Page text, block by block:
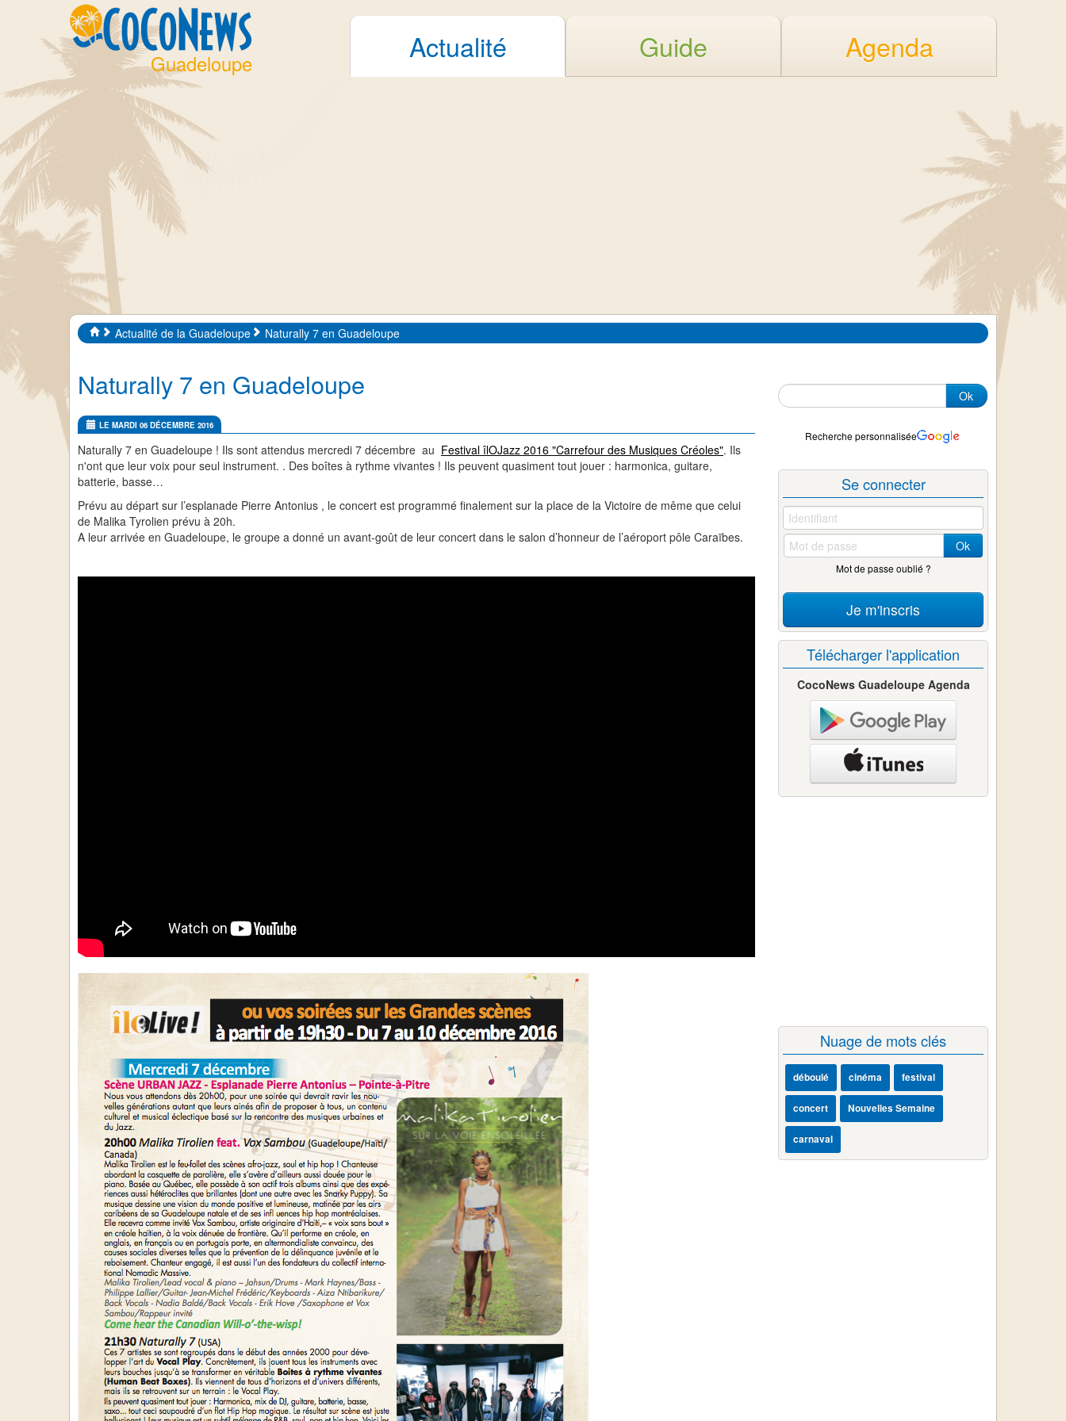
Guadeloupe Actualité Guide Agenda
Actualité de la Guadeloupe Naturally 7 en Guadeloupe
Naturally 7 en Guadeloupe
LE MARDI 06 DÉCEMBRE 2016
Naturally 7 en Guadeloupe ! Ils sont attendus mercredi 7 décembre au Festival îlOJazz 2016 "Carrefour des Musiques Créoles". Ils
n'ont que leur voix pour seul instrument. . Des boîtes à rythme vivantes ! Ils peuvent quasiment tout jouer : harmonica, guitare,
batterie, basse…
Prévu au départ sur l’esplanade Pierre Antonius , le concert est programmé finalement sur la place de la Victoire de même que celui
de Malika Tyrolien prévu à 20h.
A leur arrivée en Guadeloupe, le groupe a donné un avant-goût de leur concert dans le salon d’honneur de l’aéroport pôle Caraïbes.
Ok
Recherche personnalisée
Se connecter
Ok
Mot de passe oublié ?
Je m'inscris
Télécharger l'application
CocoNews Guadeloupe Agenda
Nuage de mots clés
déboulé cinéma festival
concert Nouvelles Semaine
carnaval